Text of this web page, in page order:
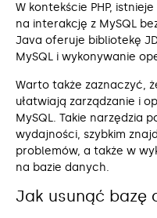
W kontekście PHP,
na interakcję z MySQL
Java oferuje bibliotekę
MySQL i wykonywanie
Warto także zaznaczyć,
ułatwiają zarządzanie i
MySQL. Takie narzędzia
wydajności, szybkim
problemów, a także w
na bazie danych.
Jak usunąć bazę